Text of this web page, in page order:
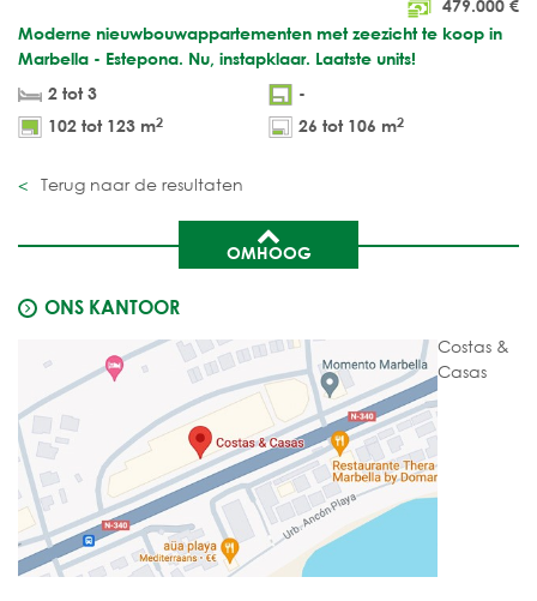
479.000 €
Moderne nieuwbouwappartementen met zeezicht te koop in
Marbella - Estepona. Nu, instapklaar. Laatste units!
2 tot 3
-
102 tot 123 m2 26 tot 106 m2
Terug naar de resultaten
OMHOOG
ONS KANTOOR
Costas &
Casas